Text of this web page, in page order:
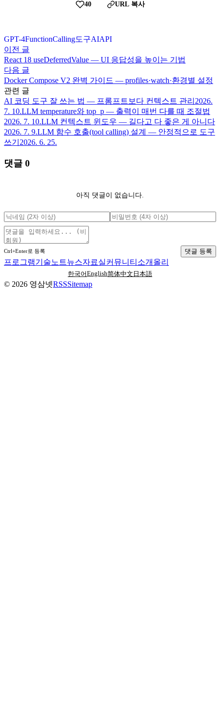
40 URL 복사
GPT-4FunctionCalling도구AIAPI
이전 글
React 18 useDeferredValue — UI 응답성을 높이는 기법
다음 글
Docker Compose V2 완벽 가이드 — profiles·watch·환경별 설정
관련 글
AI 코딩 도구 잘 쓰는 법 — 프롬프트보다 컨텍스트 관리 2026.
7. 10.LLM temperature와 top_p — 출력이 매번 다를 때 조절법
2026. 7. 10.LLM 컨텍스트 윈도우 — 길다고 다 좋은 게 아니다
2026. 7. 9.LLM 함수 호출(tool calling) 설계 — 안정적으로 도구
쓰기 2026. 6. 25.
댓글 0
아직 댓글이 없습니다.
Ctrl+Enter로 등록 댓글 등록
프로그램기술노트뉴스자료실커뮤니티 소개 올리
한국어English简体中文 日本語
© 2026 영삼넷RSSSitemap